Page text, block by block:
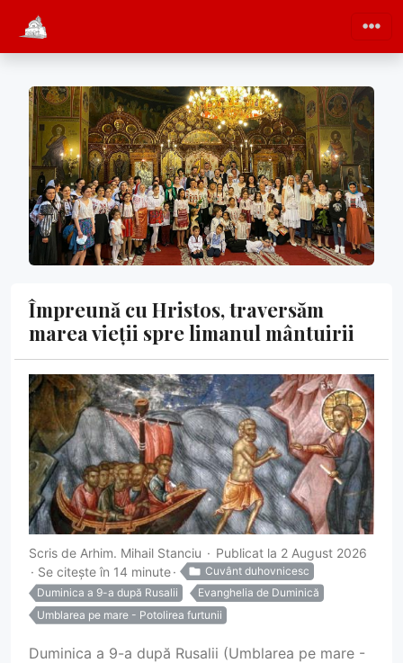
Împreună cu Hristos, traversăm
marea vieții spre limanul mântuirii
Scris de Arhim. Mihail Stanciu
Publicat la 2 August 2026
Se citește în 14 minute
Cuvânt duhovnicesc
Duminica a 9-a după Rusalii
Evanghelia de Duminică
Umblarea pe mare - Potolirea furtunii
Duminica a 9-a după Rusalii (Umblarea pe mare -